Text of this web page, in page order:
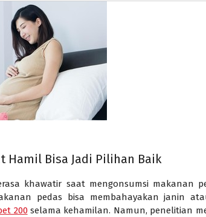
Hamil Bisa Jadi Pilihan Baik
khawatir saat mengonsumsi makanan
pedas bisa membahayakan janin
200selama kehamilan. Namun, penelitian